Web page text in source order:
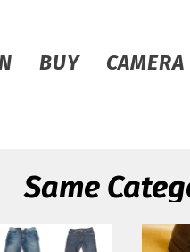
BUY CAMERA
Same